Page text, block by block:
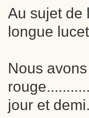
Au sujet de
longue
Nous
jour et